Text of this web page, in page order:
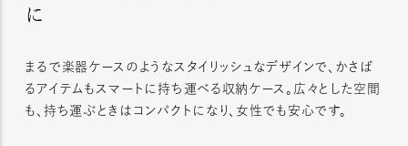
に
まるで楽器ケースのようなスタイリッシュなデザインで、かさば
るアイテムもスマートに持ち運べる収納ケース。広々とした空間
も、持ち運ぶときはコンパクトになり、女性でも安心です。